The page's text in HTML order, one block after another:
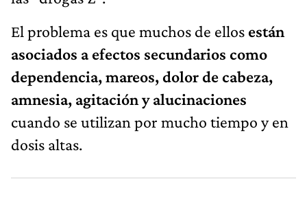
El problema es que muchos de ellos están
asociados a efectos secundarios como
dependencia, mareos, dolor de cabeza,
amnesia, agitación y alucinaciones
cuando se utilizan por mucho tiempo y en
dosis altas.